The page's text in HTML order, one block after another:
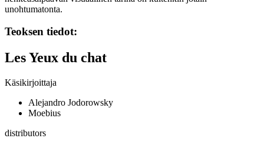
unohtumatonta.
Teoksen tiedot:
Les Yeux du chat
Käsikirjoittaja
Alejandro Jodorowsky
Moebius
distributors